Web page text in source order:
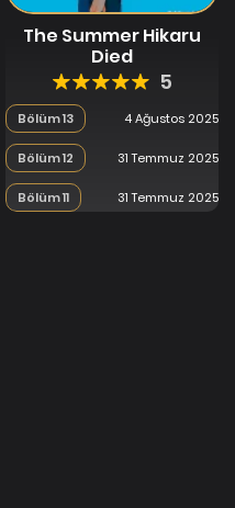
The Summer Hikaru
Died
5
Bölüm 13 4 Ağustos 2025
Bölüm 12 31 Temmuz 2025
Bölüm 11 31 Temmuz 2025